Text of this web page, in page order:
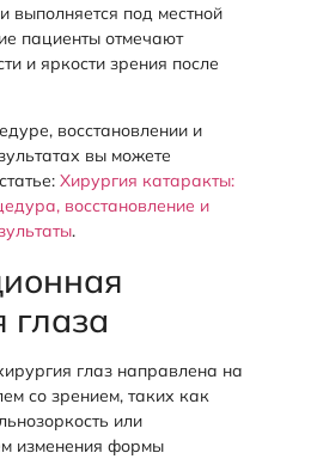
выполняется под местной
пациенты отмечают
и яркости зрения после
восстановлении и
вы можете
Хирургия катаракты:
восстановление и
.
глаза
глаз направлена на
со зрением, таких как
или
изменения формы